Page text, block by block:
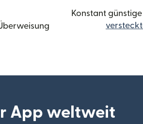
Konstant
App weltweit